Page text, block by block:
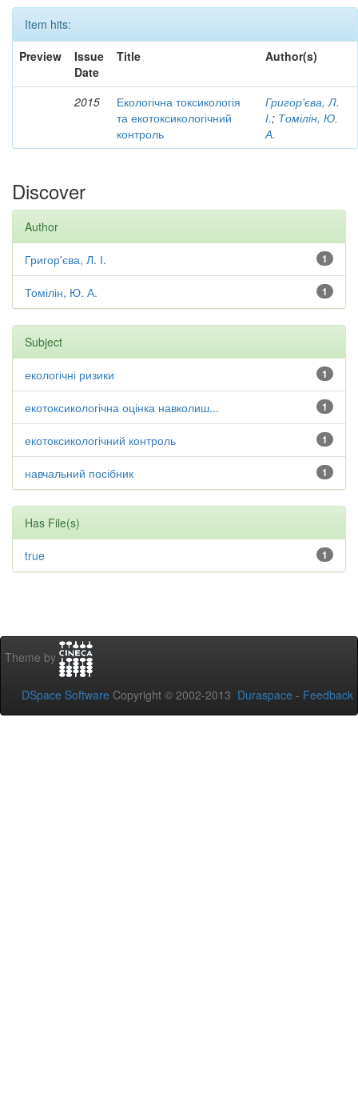
Item hits:
Preview
Issue
Date
Title Author(s)
2015
Екологічна токсикологія
та екотоксикологічний
контроль
Григор'єва, Л.
І.; Томілін, Ю.
А.
Discover
Author
1
Григор'єва, Л. І.
1
Томілін, Ю. А.
Subject
1
екологічні ризики
1
екотоксикологічна оцінка навколиш...
1
екотоксикологічний контроль
1
навчальний посібник
Has File(s)
1
true
Theme by
DSpace Software Copyright © 2002-2013 Duraspace - Feedback